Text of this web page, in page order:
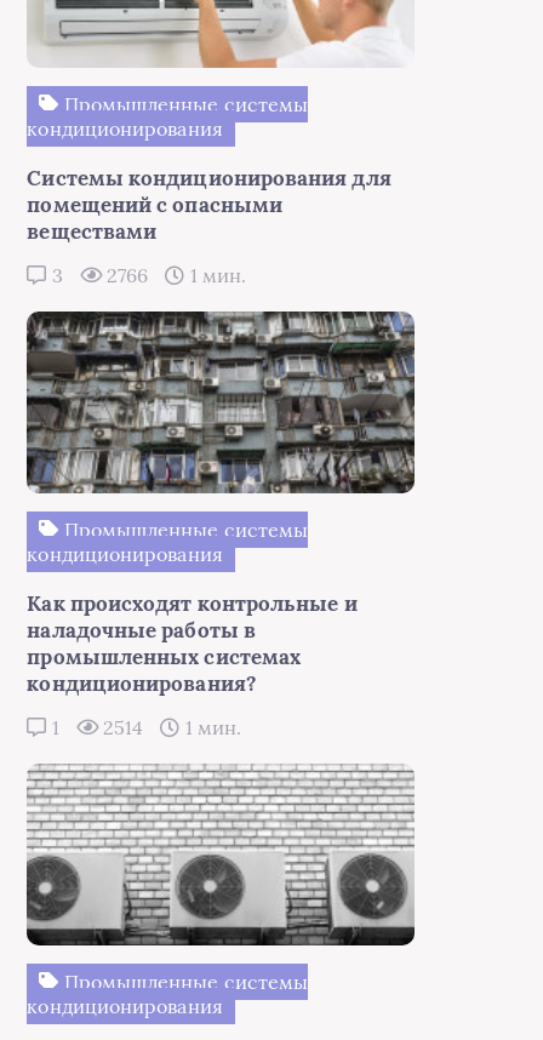
Промышленные системы
кондиционирования
Системы кондиционирования для
помещений с опасными
веществами
3 2766 1 мин.
Промышленные системы
кондиционирования
Как происходят контрольные и
наладочные работы в
промышленных системах
кондиционирования?
1 2514 1 мин.
Промышленные системы
кондиционирования